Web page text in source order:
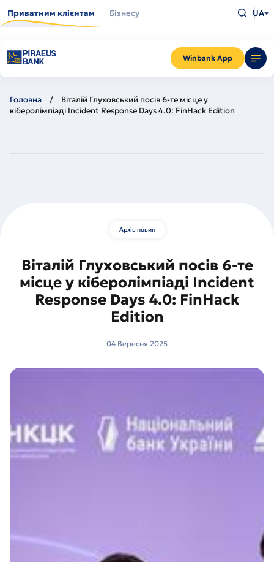
до
основного
Приватним клієнтам Бізнесу
Winbank App
що
Enter
UA
Головна
Віталій Глуховський посів 6-те місце у
кіберолімпіаді Incident Response Days 4.0: FinHack Edition
Архів новин
Віталій Глуховський посів 6-те
місце у кіберолімпіаді Incident
Response Days 4.0: FinHack
Edition
04 Вересня 2025